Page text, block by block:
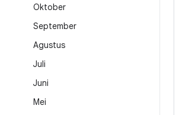
Oktober
September
Agustus
Juli
Juni
Mei